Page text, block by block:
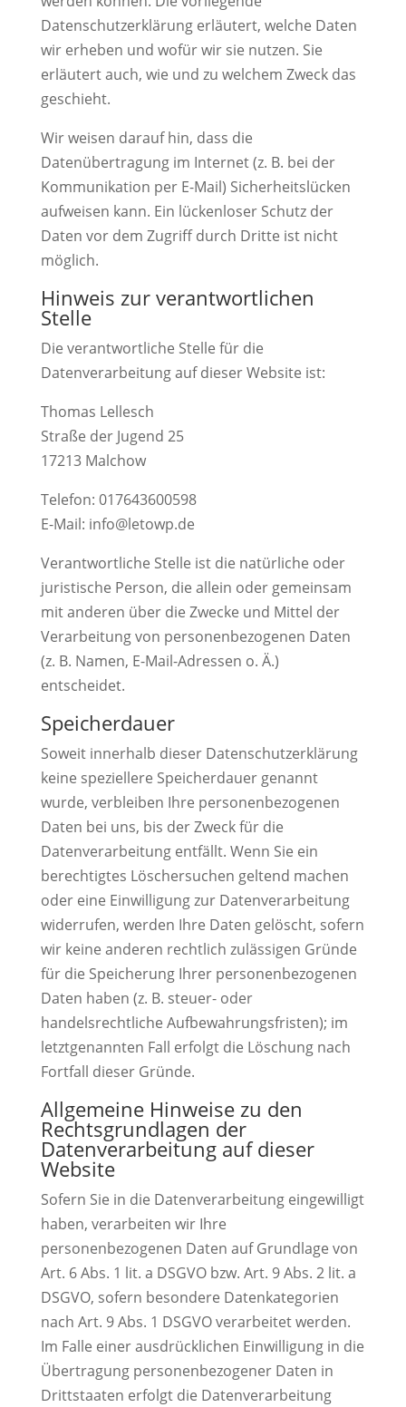
Datenschutzerklärung erläutert, welche Daten
wir erheben und wofür wir sie nutzen. Sie
erläutert auch, wie und zu welchem Zweck das
geschieht.
Wir weisen darauf hin, dass die
Datenübertragung im Internet (z. B. bei der
Kommunikation per E-Mail) Sicherheitslücken
aufweisen kann. Ein lückenloser Schutz der
Daten vor dem Zugriff durch Dritte ist nicht
möglich.
Hinweis zur verantwortlichen
Stelle
Die verantwortliche Stelle für die
Datenverarbeitung auf dieser Website ist:
Thomas Lellesch
Straße der Jugend 25
17213 Malchow
Telefon: 017643600598
E-Mail: info@letowp.de
Verantwortliche Stelle ist die natürliche oder
juristische Person, die allein oder gemeinsam
mit anderen über die Zwecke und Mittel der
Verarbeitung von personenbezogenen Daten
(z. B. Namen, E-Mail-Adressen o. Ä.)
entscheidet.
Speicherdauer
Soweit innerhalb dieser Datenschutzerklärung
keine speziellere Speicherdauer genannt
wurde, verbleiben Ihre personenbezogenen
Daten bei uns, bis der Zweck für die
Datenverarbeitung entfällt. Wenn Sie ein
berechtigtes Löschersuchen geltend machen
oder eine Einwilligung zur Datenverarbeitung
widerrufen, werden Ihre Daten gelöscht, sofern
wir keine anderen rechtlich zulässigen Gründe
für die Speicherung Ihrer personenbezogenen
Daten haben (z. B. steuer- oder
handelsrechtliche Aufbewahrungsfristen); im
letztgenannten Fall erfolgt die Löschung nach
Fortfall dieser Gründe.
Allgemeine Hinweise zu den
Rechtsgrundlagen der
Datenverarbeitung auf dieser
Website
Sofern Sie in die Datenverarbeitung eingewilligt
haben, verarbeiten wir Ihre
personenbezogenen Daten auf Grundlage von
Art. 6 Abs. 1 lit. a DSGVO bzw. Art. 9 Abs. 2 lit. a
DSGVO, sofern besondere Datenkategorien
nach Art. 9 Abs. 1 DSGVO verarbeitet werden.
Im Falle einer ausdrücklichen Einwilligung in die
Übertragung personenbezogener Daten in
Drittstaaten erfolgt die Datenverarbeitung